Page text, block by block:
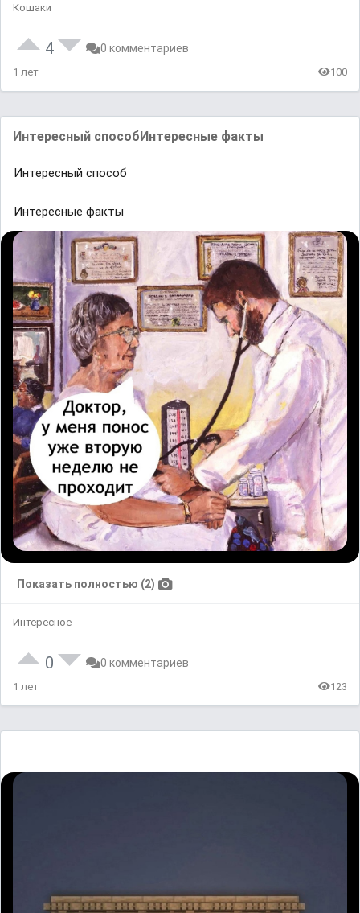
Кошаки
4 0 комментариев
1 лет 100
Интересный способИнтересные факты
Интересный способ
Интересные факты
Показать полностью (2)
Интересное
0 0 комментариев
1 лет 123